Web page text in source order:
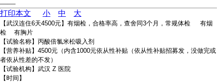
——
打印本文
小 中 大
【武汉连住6天4500元】有烟检，合格率高，查舍同3个月，常规体检 有烟
检 有胸片
【试验名称】丙酸倍氯米松吸入剂
【营养补贴】4500元（内含1000元依从性补贴（依从性补贴招募发，没做完或
者依从性差的不发）
【试验机构】武汉 Z 医院
【时间】